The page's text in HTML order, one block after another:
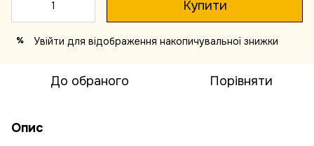
Купити
% Увійти для відображення накопичувальної знижки
До обраного Порівняти
Опис